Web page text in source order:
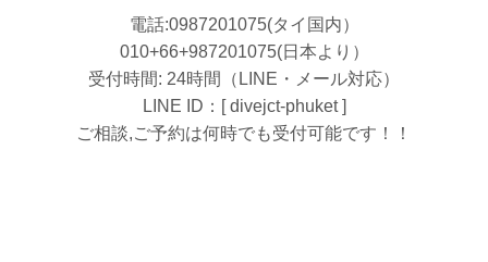
電話:0987201075(タイ国内）
010+66+987201075(日本より）
受付時間: 24時間（LINE・メール対応）
LINE ID：[ divejct-phuket ]
ご相談,ご予約は何時でも受付可能です！！